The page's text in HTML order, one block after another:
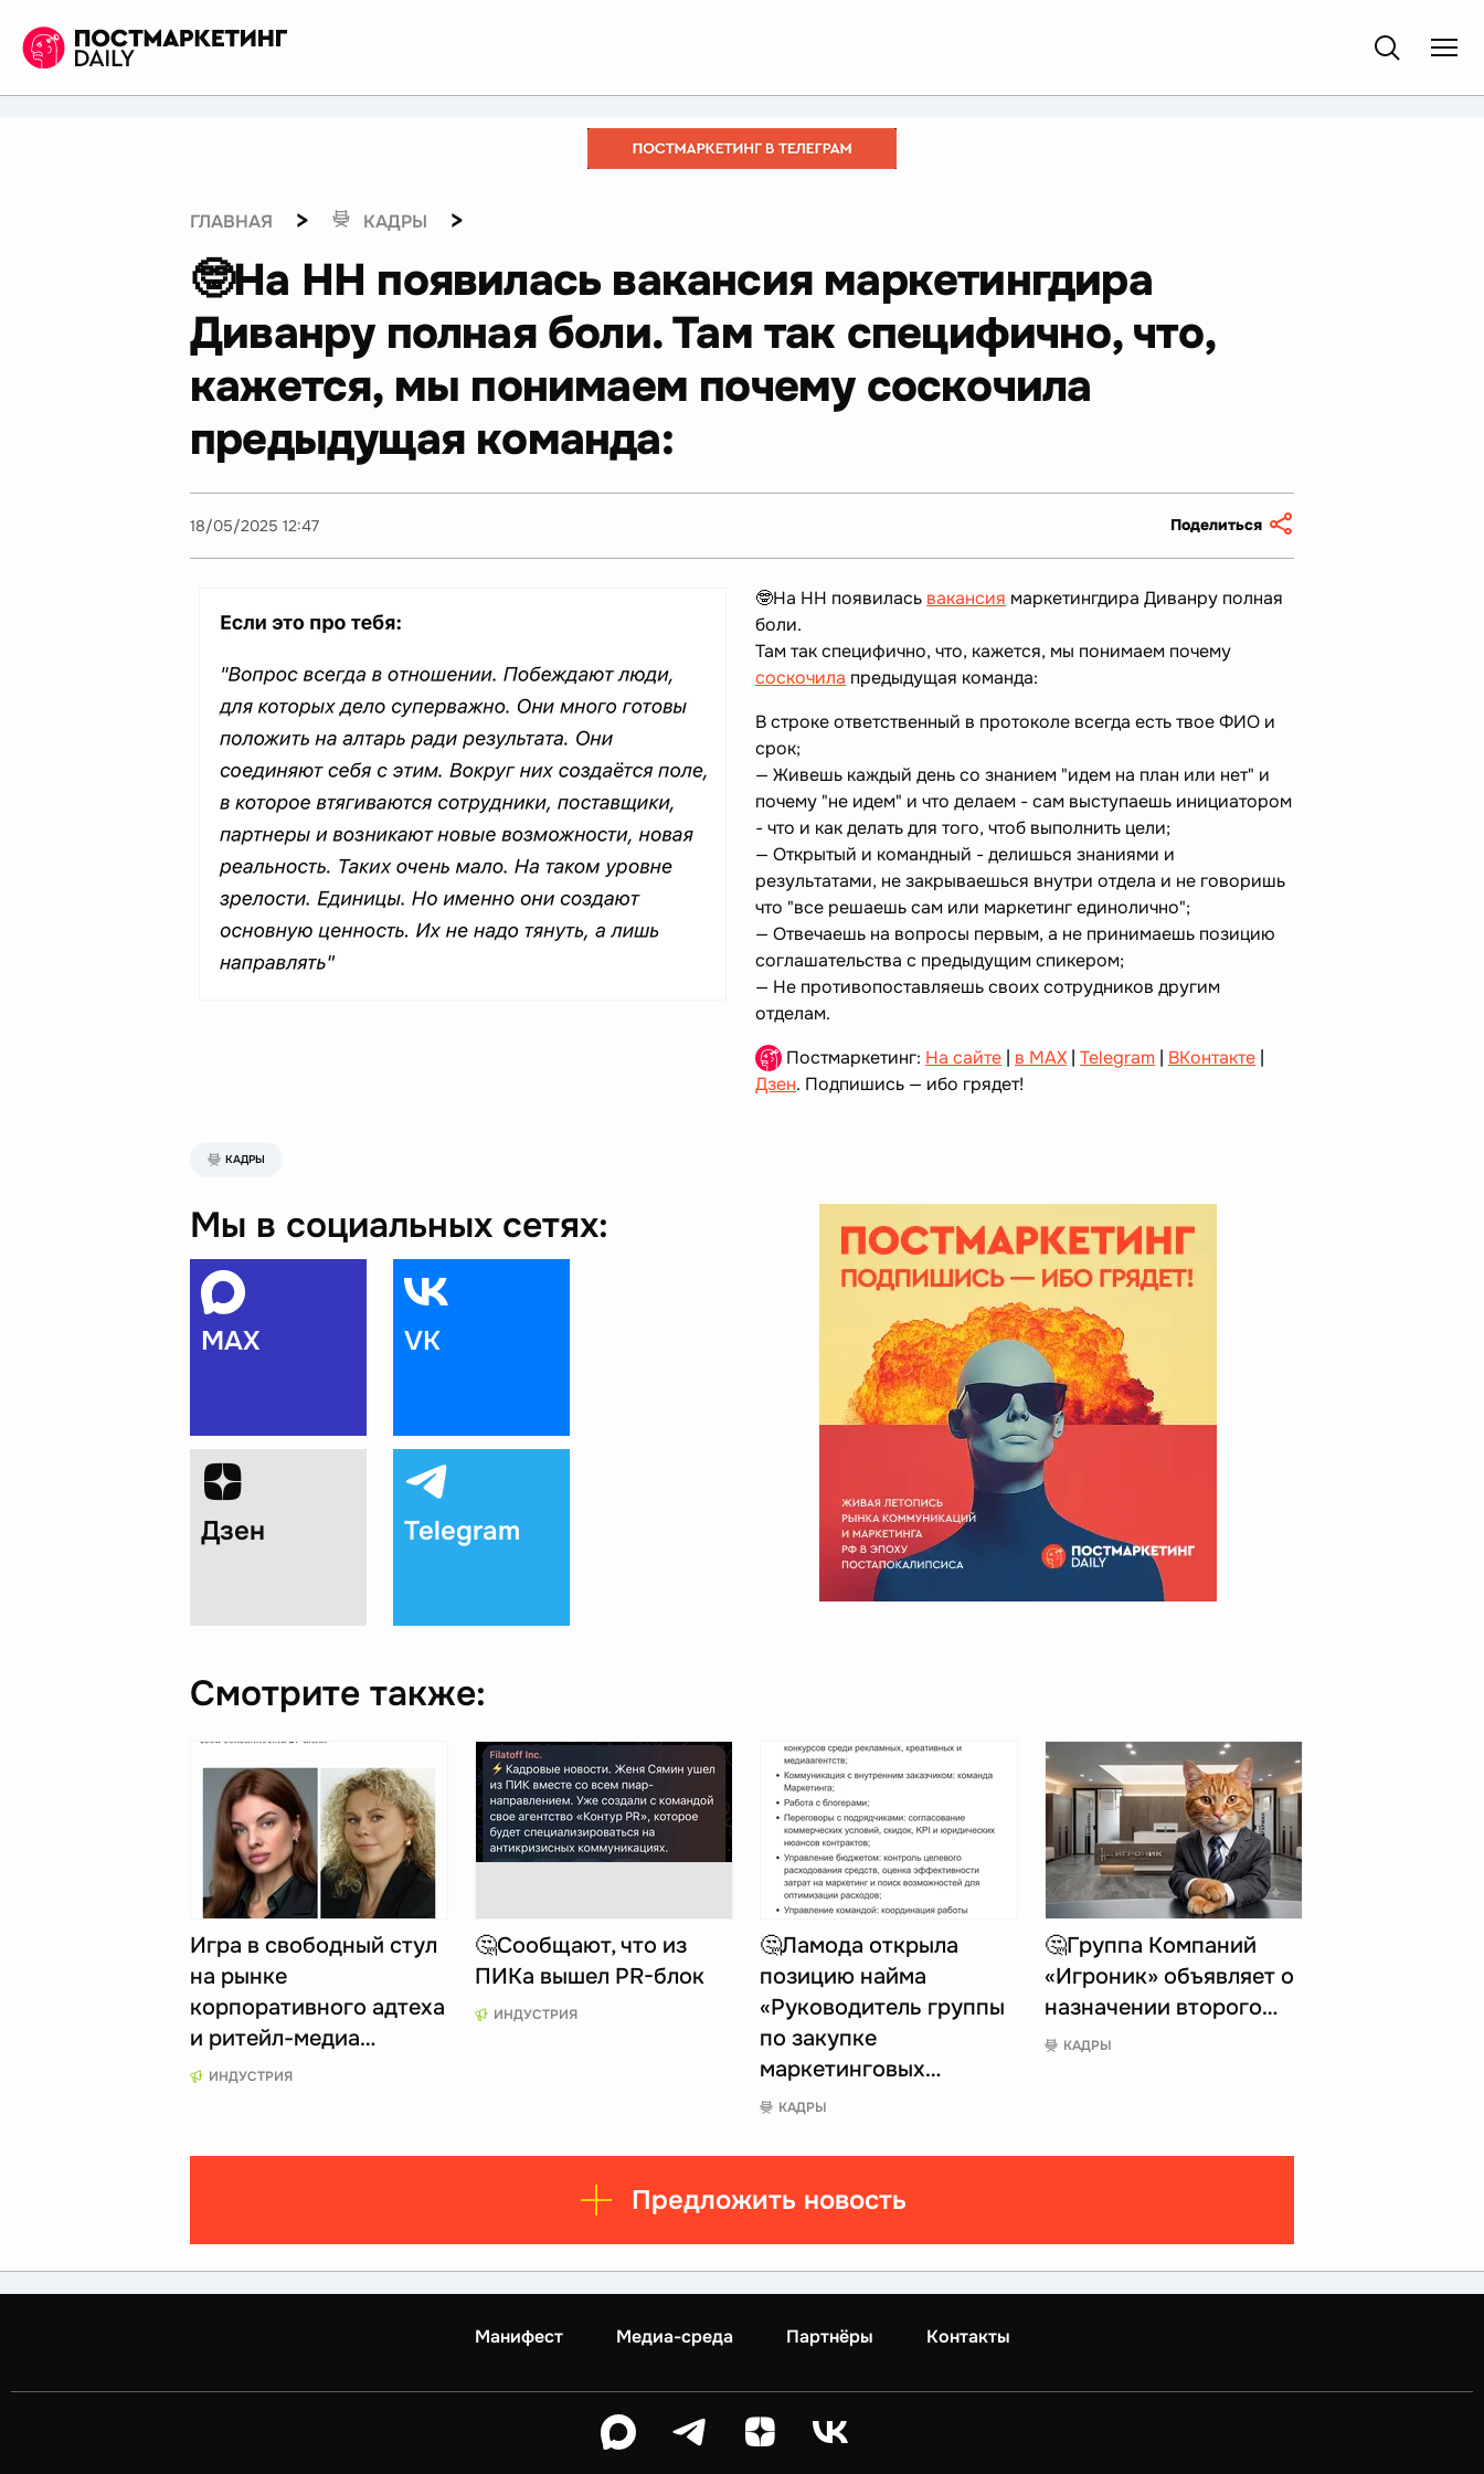
ГЛАВНАЯ > КАДРЫ >
🤓На НН появилась вакансия маркетингдира
Диванру полная боли. Там так специфично, что,
кажется, мы понимаем почему соскочила
предыдущая команда:
18/05/2025 12:47 Поделиться
🤓На НН появилась вакансия маркетингдира Диванру полная
боли.
Там так специфично, что, кажется, мы понимаем почему
соскочила предыдущая команда:
В строке ответственный в протоколе всегда есть твое ФИО и
срок;
— Живешь каждый день со знанием "идем на план или нет" и
почему "не идем" и что делаем - сам выступаешь инициатором
- что и как делать для того, чтоб выполнить цели;
— Открытый и командный - делишься знаниями и
результатами, не закрываешься внутри отдела и не говоришь
что "все решаешь сам или маркетинг единолично";
— Отвечаешь на вопросы первым, а не принимаешь позицию
соглашательства с предыдущим спикером;
— Не противопоставляешь своих сотрудников другим
отделам.
Постмаркетинг: На сайте | в MAX | Telegram | ВКонтакте |
Дзен. Подпишись — ибо грядет!
КАДРЫ
Мы в социальных сетях:
MAX VK
Дзен Telegram
Смотрите также:
Игра в свободный стул
на рынке
корпоративного адтеха
и ритейл-медиа…
ИНДУСТРИЯ
🤔Сообщают, что из
ПИКа вышел PR-блок
ИНДУСТРИЯ
🤔Ламода открыла
позицию найма
«Руководитель группы
по закупке
маркетинговых…
КАДРЫ
🤔Группа Компаний
«Игроник» объявляет о
назначении второго…
КАДРЫ
Предложить новость
Манифест Медиа-среда Партнёры Контакты